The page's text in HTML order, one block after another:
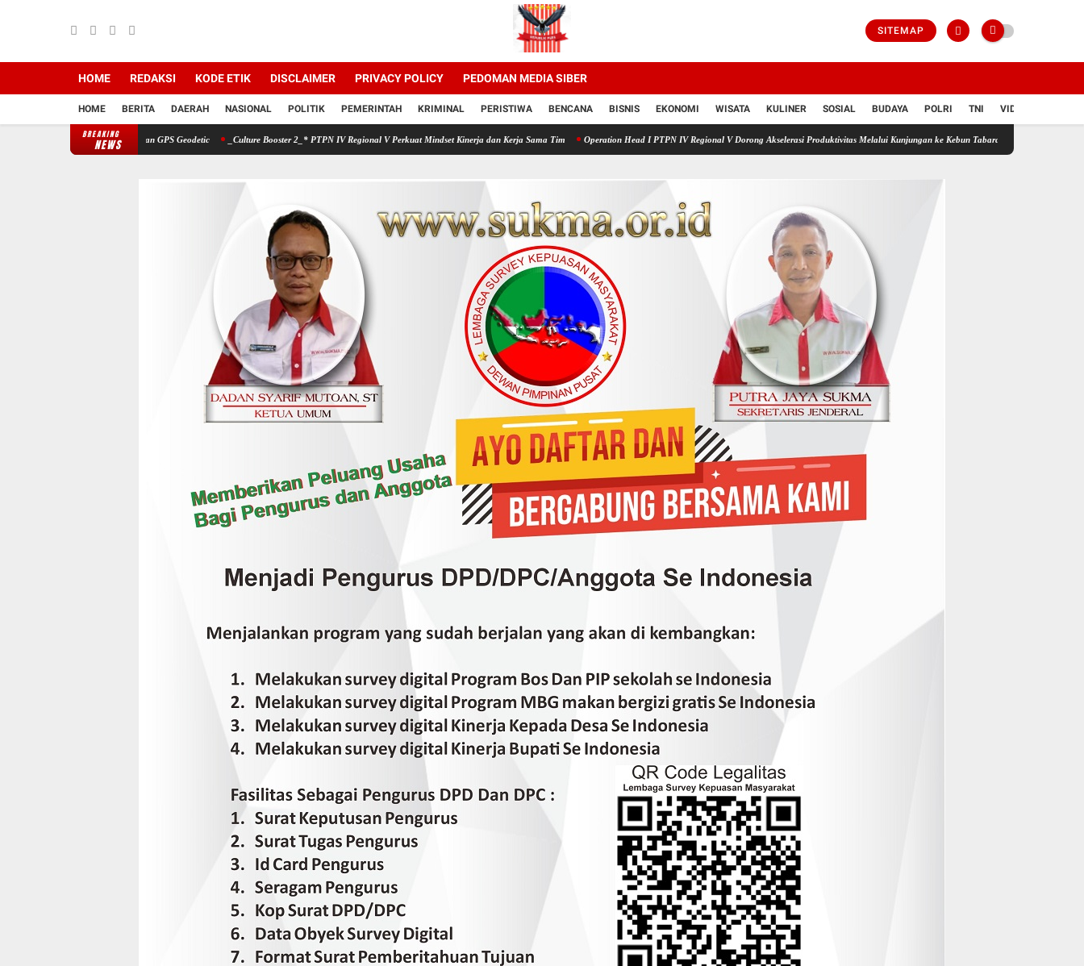
SITEMAP
HOME REDAKSI KODE ETIK DISCLAIMER PRIVACY POLICY PEDOMAN MEDIA SIBER
HOME BERITA DAERAH NASIONAL POLITIK PEMERINTAH KRIMINAL PERISTIWA BENCANA BISNIS EKONOMI WISATA KULINER SOSIAL BUDAYA POLRI TNI VIDIO
BREAKING
NEWS
Aset dengan GPS Geodetic _Culture Booster 2_* PTPN IV Regional V Perkuat Mindset Kinerja dan Kerja Sama Tim Operation Head I PTPN IV Regional V Dorong Akselerasi Produktivitas Melalui Kunjungan ke Kebun Tabara PTPN IV Regional V